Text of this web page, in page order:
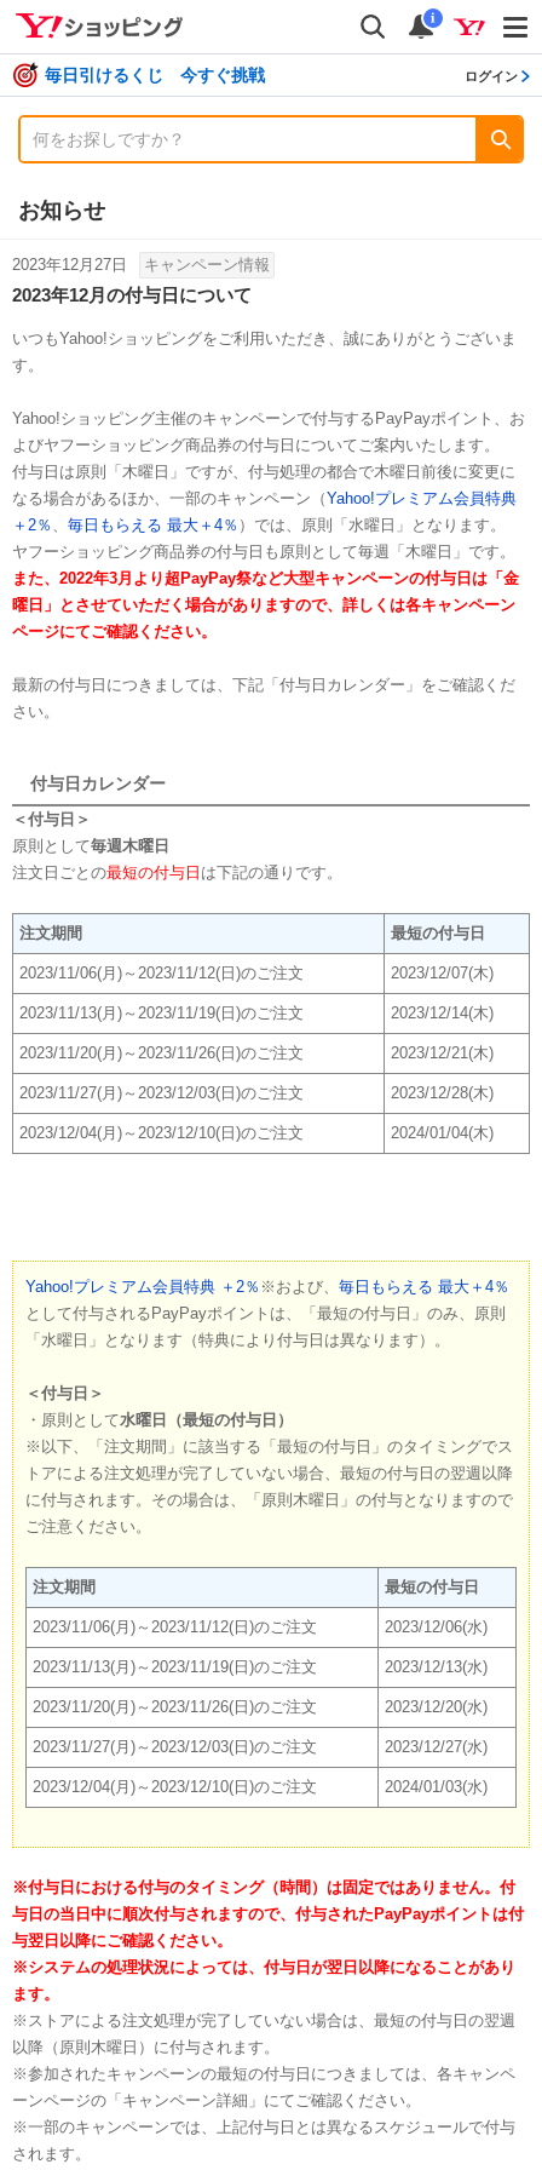
検索
通知
i
毎日引けるくじ 今すぐ挑戦 ログイン
お知らせ
2023年12月27日 キャンペーン情報
2023年12月の付与日について
いつもYahoo!ショッピングをご利用いただき、誠にありがとうございま
す。
Yahoo!ショッピング主催のキャンペーンで付与するPayPayポイント、お
よびヤフーショッピング商品券の付与日についてご案内いたします。
付与日は原則「木曜日」ですが、付与処理の都合で木曜日前後に変更に
なる場合があるほか、一部のキャンペーン（Yahoo!プレミアム会員特典
＋2％ 、 毎日もらえる 最大＋4％ ）では、原則「水曜日」となります。
ヤフーショッピング商品券の付与日も原則として毎週「木曜日」です。
また、2022年3月より超PayPay祭など大型キャンペーンの付与日は「金
曜日」とさせていただく場合がありますので、詳しくは各キャンペーン
ページにてご確認ください。
最新の付与日につきましては、下記「付与日カレンダー」をご確認くだ
さい。
付与日カレンダー
＜付与日＞
原則として毎週木曜日
注文日ごとの最短の付与日 は下記の通りです。
注文期間 最短の付与日
2023/11/06(月)～2023/11/12(日)のご注文 2023/12/07(木)
2023/11/13(月)～2023/11/19(日)のご注文 2023/12/14(木)
2023/11/20(月)～2023/11/26(日)のご注文 2023/12/21(木)
2023/11/27(月)～2023/12/03(日)のご注文 2023/12/28(木)
2023/12/04(月)～2023/12/10(日)のご注文 2024/01/04(木)
Yahoo!プレミアム会員特典 ＋2％ ※および、 毎日もらえる 最大＋4％
として付与されるPayPayポイントは、「最短の付与日」のみ、原則
「水曜日」となります（特典により付与日は異なります）。
＜付与日＞
・原則として水曜日（最短の付与日）
※以下、「注文期間」に該当する「最短の付与日」のタイミングでス
トアによる注文処理が完了していない場合、最短の付与日の翌週以降
に付与されます。その場合は、「原則木曜日」の付与となりますので
ご注意ください。
注文期間 最短の付与日
2023/11/06(月)～2023/11/12(日)のご注文 2023/12/06(水)
2023/11/13(月)～2023/11/19(日)のご注文 2023/12/13(水)
2023/11/20(月)～2023/11/26(日)のご注文 2023/12/20(水)
2023/11/27(月)～2023/12/03(日)のご注文 2023/12/27(水)
2023/12/04(月)～2023/12/10(日)のご注文 2024/01/03(水)
※付与日における付与のタイミング（時間）は固定ではありません。付
与日の当日中に順次付与されますので、付与されたPayPayポイントは付
与翌日以降にご確認ください。
※システムの処理状況によっては、付与日が翌日以降になることがあり
ます。
※ストアによる注文処理が完了していない場合は、最短の付与日の翌週
以降（原則木曜日）に付与されます。
※参加されたキャンペーンの最短の付与日につきましては、各キャンペ
ーンページの「キャンペーン詳細」にてご確認ください。
※一部のキャンペーンでは、上記付与日とは異なるスケジュールで付与
されます。